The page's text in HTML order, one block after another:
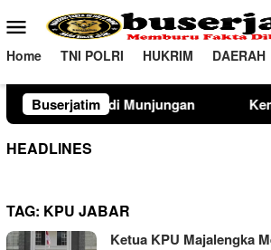
ke
konten
Menu
Mobile
Home TNI POLRI HUKRIM DAERAH
Buserjatim Kementerian PU
HEADLINES
TAG: KPU JABAR
Ketua KPU Majalengka